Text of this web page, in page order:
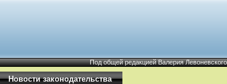
Под общей редакцией Валерия Левоневского
Новости законодательства